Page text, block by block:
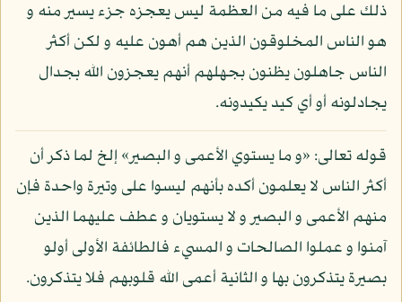
ذلك على ما فيه من العظمة ليس يعجزه جزء يسير منه و
هو الناس المخلوقون الذين هم أهون عليه و لكن أكثر
الناس جاهلون يظنون بجهلهم أنهم يعجزون الله بجدال
يجادلونه أو أي كيد يكيدونه.
قوله تعالى: «و ما يستوي الأعمى و البصير» إلخ لما ذكر أن
أكثر الناس لا يعلمون أكده بأنهم ليسوا على وتيرة واحدة فإن
منهم الأعمى و البصير و لا يستويان و عطف عليهما الذين
آمنوا و عملوا الصالحات و المسيء فالطائفة الأولى أولو
بصيرة يتذكرون بها و الثانية أعمى الله قلوبهم فلا يتذكرون.